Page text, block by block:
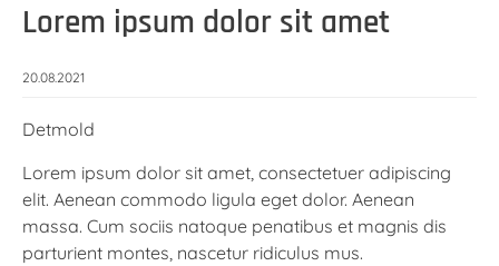
Lorem ipsum dolor sit amet
20.08.2021
Detmold
Lorem ipsum dolor sit amet, consectetuer adipiscing
elit. Aenean commodo ligula eget dolor. Aenean
massa. Cum sociis natoque penatibus et magnis dis
parturient montes, nascetur ridiculus mus.